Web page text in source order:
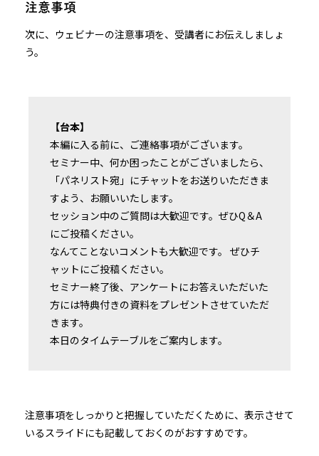
注意事項
次に、ウェビナーの注意事項を、受講者にお伝えしましょ
う。
【台本】
本編に入る前に、ご連絡事項がございます。
セミナー中、何か困ったことがございましたら、
「パネリスト宛」にチャットをお送りいただきま
すよう、お願いいたします。
セッション中のご質問は大歓迎です。ぜひQ＆A
にご投稿ください。
なんてことないコメントも大歓迎です。 ぜひチ
ャットにご投稿ください。
セミナー終了後、アンケートにお答えいただいた
方には特典付きの資料をプレゼントさせていただ
きます。
本日のタイムテーブルをご案内します。
注意事項をしっかりと把握していただくために、表示させて
いるスライドにも記載しておくのがおすすめです。